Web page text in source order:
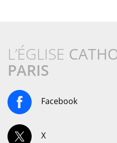
L’ÉGLISE
PARIS
Facebook
X